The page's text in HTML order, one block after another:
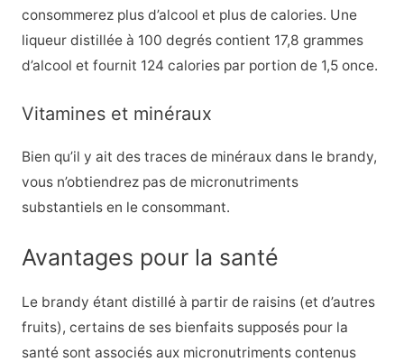
consommerez plus d’alcool et plus de calories. Une
liqueur distillée à 100 degrés contient 17,8 grammes
d’alcool et fournit 124 calories par portion de 1,5 once.
Vitamines et minéraux
Bien qu’il y ait des traces de minéraux dans le brandy,
vous n’obtiendrez pas de micronutriments
substantiels en le consommant.
Avantages pour la santé
Le brandy étant distillé à partir de raisins (et d’autres
fruits), certains de ses bienfaits supposés pour la
santé sont associés aux micronutriments contenus